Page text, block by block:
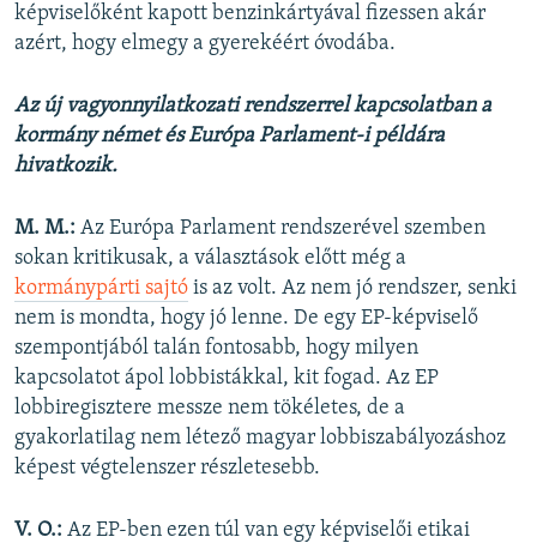
képviselőként kapott benzinkártyával fizessen akár
azért, hogy elmegy a gyerekéért óvodába.
Az új vagyonnyilatkozati rendszerrel kapcsolatban a
kormány német és Európa Parlament-i példára
hivatkozik.
M. M.: Az Európa Parlament rendszerével szemben
sokan kritikusak, a választások előtt még a
kormánypárti sajtó is az volt. Az nem jó rendszer, senki
nem is mondta, hogy jó lenne. De egy EP-képviselő
szempontjából talán fontosabb, hogy milyen
kapcsolatot ápol lobbistákkal, kit fogad. Az EP
lobbiregisztere messze nem tökéletes, de a
gyakorlatilag nem létező magyar lobbiszabályozáshoz
képest végtelenszer részletesebb.
V. O.: Az EP-ben ezen túl van egy képviselői etikai